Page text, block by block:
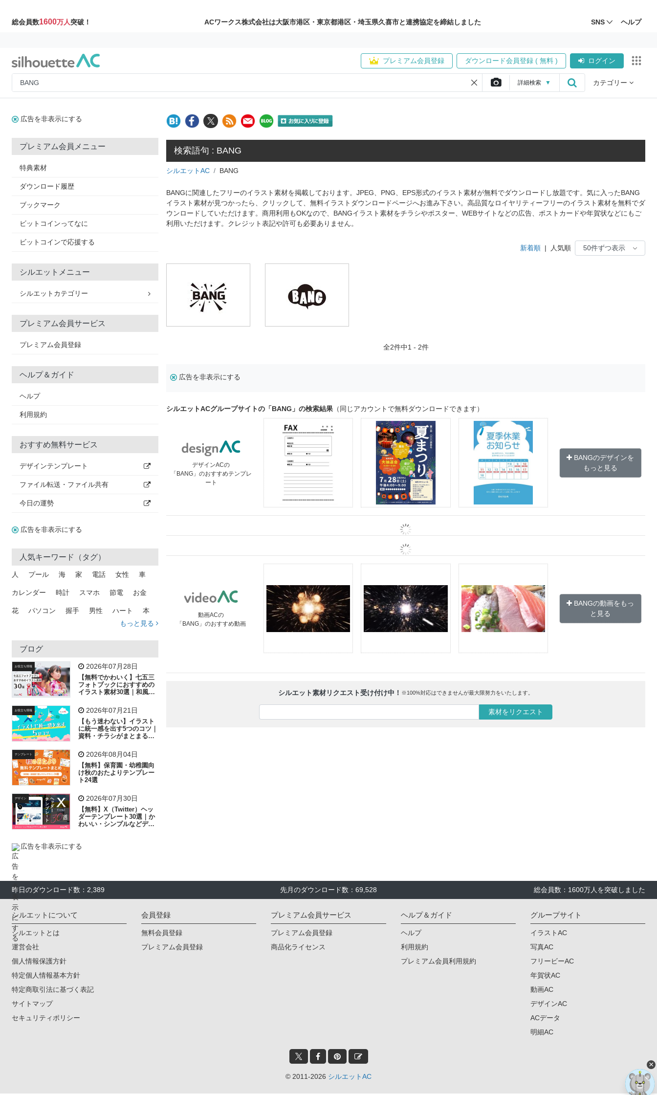
総会員数1600万人突破！ ACワークス株式会社は大阪市港区・東京都港区・埼玉県久喜市と連携協定を締結しました SNS ヘルプ
プレミアム会員登録 ダウンロード会員登録 ( 無料 ) ログイン
詳細検索 ▼ カテゴリー
広告を非表示にする
プレミアム会員メニュー
特典素材
ダウンロード履歴
ブックマーク
ビットコインってなに
ビットコインで応援する
シルエットメニュー
シルエットカテゴリー
プレミアム会員サービス
プレミアム会員登録
ヘルプ＆ガイド
ヘルプ
利用規約
おすすめ無料サービス
デザインテンプレート
ファイル転送・ファイル共有
今日の運勢
広告を非表示にする
人気キーワード（タグ）
人 プール 海 家 電話 女性 車
カレンダー 時計 スマホ 節電 お金
花 パソコン 握手 男性 ハート 本
トラック 木
吹き出し
飛行機 グラフ ビル 魚 家族 書類
歩く 工場 会社 太陽 キラキラ
子供 作業員 相談 ピクトグラム
もっと見る
ブログ
お役立ち情報 2026年07月28日
【無料でかわいく】七五三
フォトブックにおすすめの
イラスト素材30選｜和風の
お役立ち情報 2026年07月21日
【もう迷わない】イラスト
に統一感を出す5つのコツ｜
資料・チラシがまとまるフ
テンプレート 2026年08月04日
【無料】保育園・幼稚園向
け秋のおたよりテンプレー
ト24選
デザイン 2026年07月30日
【無料】X（Twitter）ヘッ
ダーテンプレート30選｜か
わいい・シンプルなどデザ
広告を非表示にする
検索語句 : BANG
シルエットAC BANG
BANGに関連したフリーのイラスト素材を掲載しております。JPEG、PNG、EPS形式のイラスト素材が無料でダウンロードし放題です。気に入ったBANG
イラスト素材が見つかったら、クリックして、無料イラストダウンロードページへお進み下さい。高品質なロイヤリティーフリーのイラスト素材を無料でダ
ウンロードしていただけます。商用利用もOKなので、BANGイラスト素材をチラシやポスター、WEBサイトなどの広告、ポストカードや年賀状などにもご
利用いただけます。クレジット表記や許可も必要ありません。
新着順 | 人気順
全2件中1 - 2件
広告を非表示にする
シルエットACグループサイトの「BANG」の検索結果 （同じアカウントで無料ダウンロードできます）
デザインACの
「BANG」のおすすめテンプレ
ート
BANGのデザインを
もっと見る
動画ACの
「BANG」のおすすめ動画
BANGの動画をもっ
と見る
シルエット素材リクエスト受け付け中！ ※100%対応はできませんが最大限努力をいたします。
素材をリクエスト
昨日のダウンロード数：2,389 先月のダウンロード数：69,528 総会員数：1600万人を突破しました
シルエットについて
シルエットとは
運営会社
個人情報保護方針
特定個人情報基本方針
特定商取引法に基づく表記
サイトマップ
セキュリティポリシー
会員登録
無料会員登録
プレミアム会員登録
プレミアム会員サービス
プレミアム会員登録
商品化ライセンス
ヘルプ＆ガイド
ヘルプ
利用規約
プレミアム会員利用規約
グループサイト
イラストAC
写真AC
フリービーAC
年賀状AC
動画AC
デザインAC
ACデータ
明細AC
© 2011-2026 シルエットAC
×